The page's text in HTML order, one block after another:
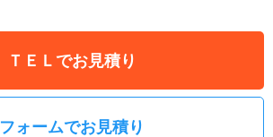
ＴＥＬでお見積り
フォームでお見積り